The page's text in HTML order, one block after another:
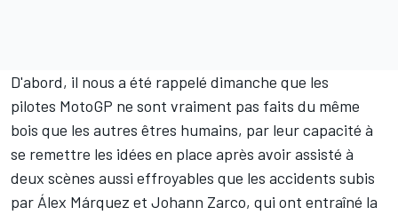
D'abord, il nous a été rappelé dimanche que les
pilotes MotoGP ne sont vraiment pas faits du même
bois que les autres êtres humains, par leur capacité à
se remettre les idées en place après avoir assisté à
deux scènes aussi effroyables que les accidents subis
par Álex Márquez et Johann Zarco, qui ont entraîné la